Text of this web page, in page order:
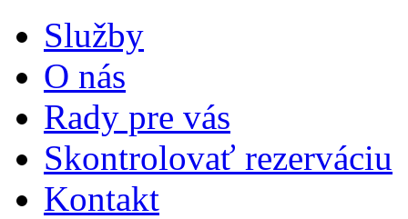
Služby
O nás
Rady pre vás
Skontrolovať rezerváciu
Kontakt